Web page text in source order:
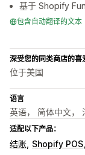
基于 Shopify
包含自动翻译的文本
深受您的同类商店的喜
位于美国
语言
英语， 简体中文，
适配以下产品：
结账 Shopify POS